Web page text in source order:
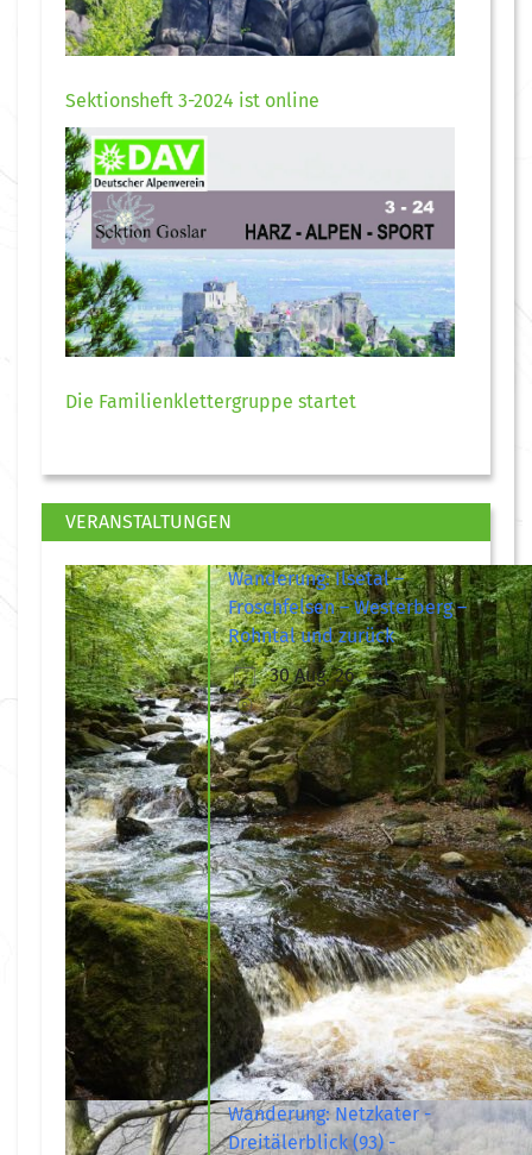
Sektionsheft 3-2024 ist online
Die Familienklettergruppe startet
VERANSTALTUNGEN
Wanderung: Ilsetal –
Froschfelsen – Westerberg –
Rohntal und zurück
30 Aug. 26
Wanderung: Netzkater -
Dreitälerblick (93) -